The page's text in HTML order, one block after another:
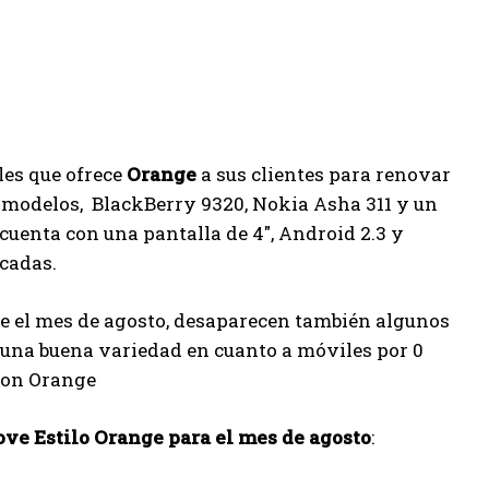
que ofrece Orange a sus clientes para renovar
BlackBerry 9320, Nokia Asha 311 y un
con una pantalla de 4″, Android 2.3 y
mes de agosto, desaparecen también algunos
buena variedad en cuanto a móviles por 0
Orange
Estilo Orange para el mes de agosto: